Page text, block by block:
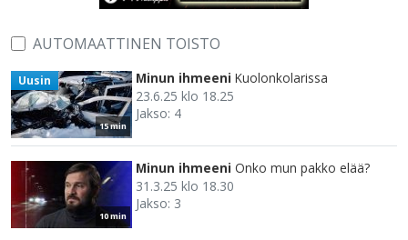
AUTOMAATTINEN TOISTO
15 min
Uusin Minun ihmeeni Kuolonkolarissa
23.6.25 klo 18.25
Jakso: 4
10 min
Minun ihmeeni Onko mun pakko elää?
31.3.25 klo 18.30
Jakso: 3